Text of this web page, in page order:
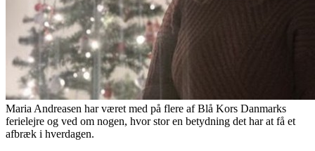
Maria Andreasen har været med på flere af Blå Kors Danmarks
ferielejre og ved om nogen, hvor stor en betydning det har at få et
afbræk i hverdagen.